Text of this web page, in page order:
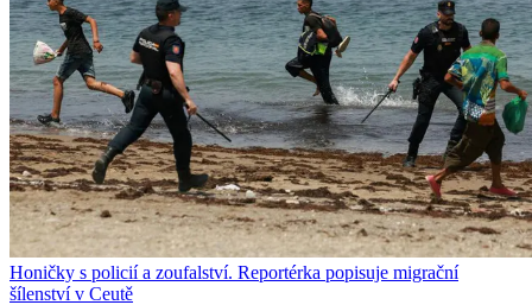
Honičky s policií a zoufalství. Reportérka popisuje migrační
šílenství v Ceutě